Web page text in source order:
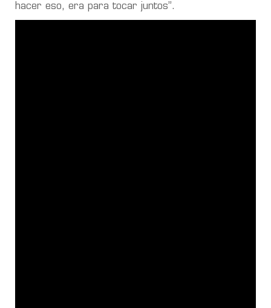
hacer eso, era para tocar juntos”.